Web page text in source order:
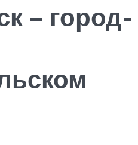
– город-